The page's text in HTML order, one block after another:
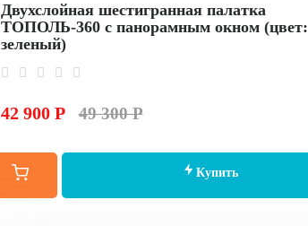
Двухслойная шестигранная палатка
ТОПОЛЬ-360 с панорамным окном (цвет:
зеленый)
42 900 Р 49 300 Р
Купить